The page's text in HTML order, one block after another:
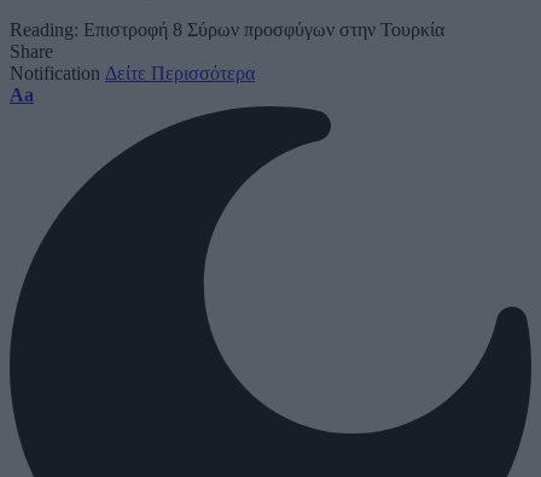
Reading: Επιστροφή 8 Σύρων προσφύγων στην Τουρκία
Share
Notification Δείτε Περισσότερα
Font
Aa